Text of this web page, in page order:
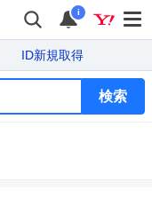
i
ID新規取得
検索